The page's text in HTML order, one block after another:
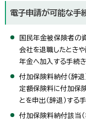
電子申請が可能な手
国民年金被保険者の
会社を退職したとき
年金へ加入する手続き
付加保険料納付（辞退
定額保険料に付加保
とを申出（辞退）する
付加保険料納付該当（